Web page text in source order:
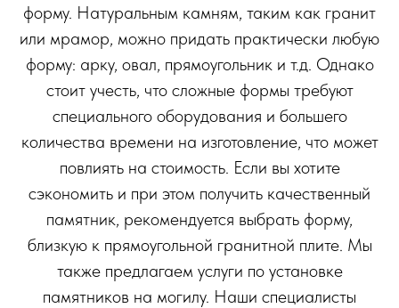
форму. Натуральным камням, таким как гранит
или мрамор, можно придать практически любую
форму: арку, овал, прямоугольник и т.д. Однако
стоит учесть, что сложные формы требуют
специального оборудования и большего
количества времени на изготовление, что может
повлиять на стоимость. Если вы хотите
сэкономить и при этом получить качественный
памятник, рекомендуется выбрать форму,
близкую к прямоугольной гранитной плите. Мы
также предлагаем услуги по установке
памятников на могилу. Наши специалисты